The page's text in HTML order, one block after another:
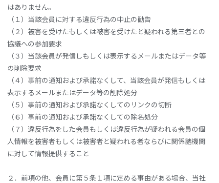
はありません。
（１）当該会員に対する違反行為の中止の勧告
（２）被害を受けたもしくは被害を受けたと疑われる第三者との
協議への参加要求
（３）当該会員が発信しもしくは表示するメールまたはデータ等
の削除要求
（４）事前の通知および承諾なくして、当該会員が発信もしくは
表示するメールまたはデータ等の削除処分
（５）事前の通知および承諾なくしてのリンクの切断
（６）事前の通知および承諾なくしての除名処分
（７）違反行為をした会員もしくは違反行為が疑われる会員の個
人情報を被害者もしくは被害者と疑われる者ならびに関係諸機関
に対して情報提供すること
２．前項の他、会員に第５条１項に定める事由がある場合、当社